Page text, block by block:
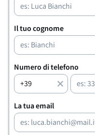
Il tuo cognome
Numero di telefono
La tua email